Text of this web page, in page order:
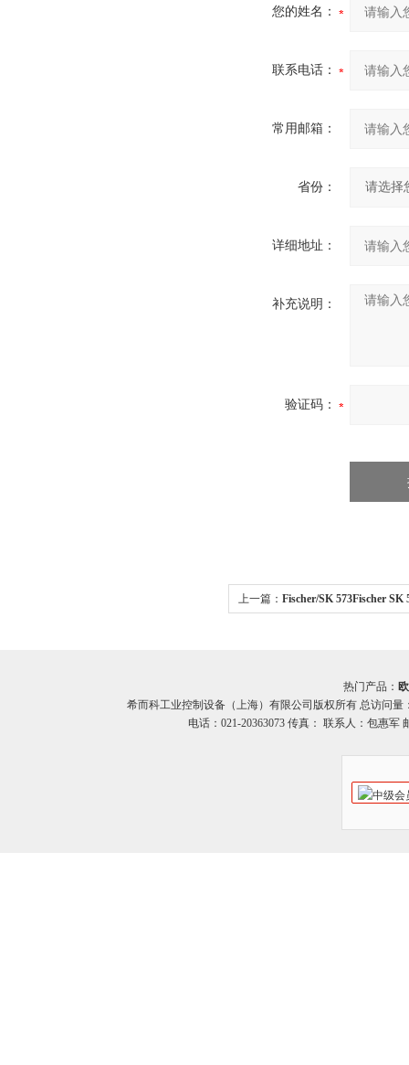
您的姓名：
联系电话：
常用邮箱：
省份：
详细地址：
补充说明：
验证码：
上一篇： Fischer/SK 573Fischer SK
热门产品：
希而科工业控制设备（上海）有限公司版权所有 总访问量
电话：021-20363073 传真： 联系人：包惠军